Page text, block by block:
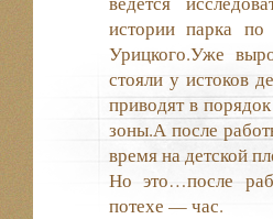
истории парка
Урицкого.Уже
стояли у истоков
приводят в
зоны.А после
время на детской
Но это…после
потехе — час.